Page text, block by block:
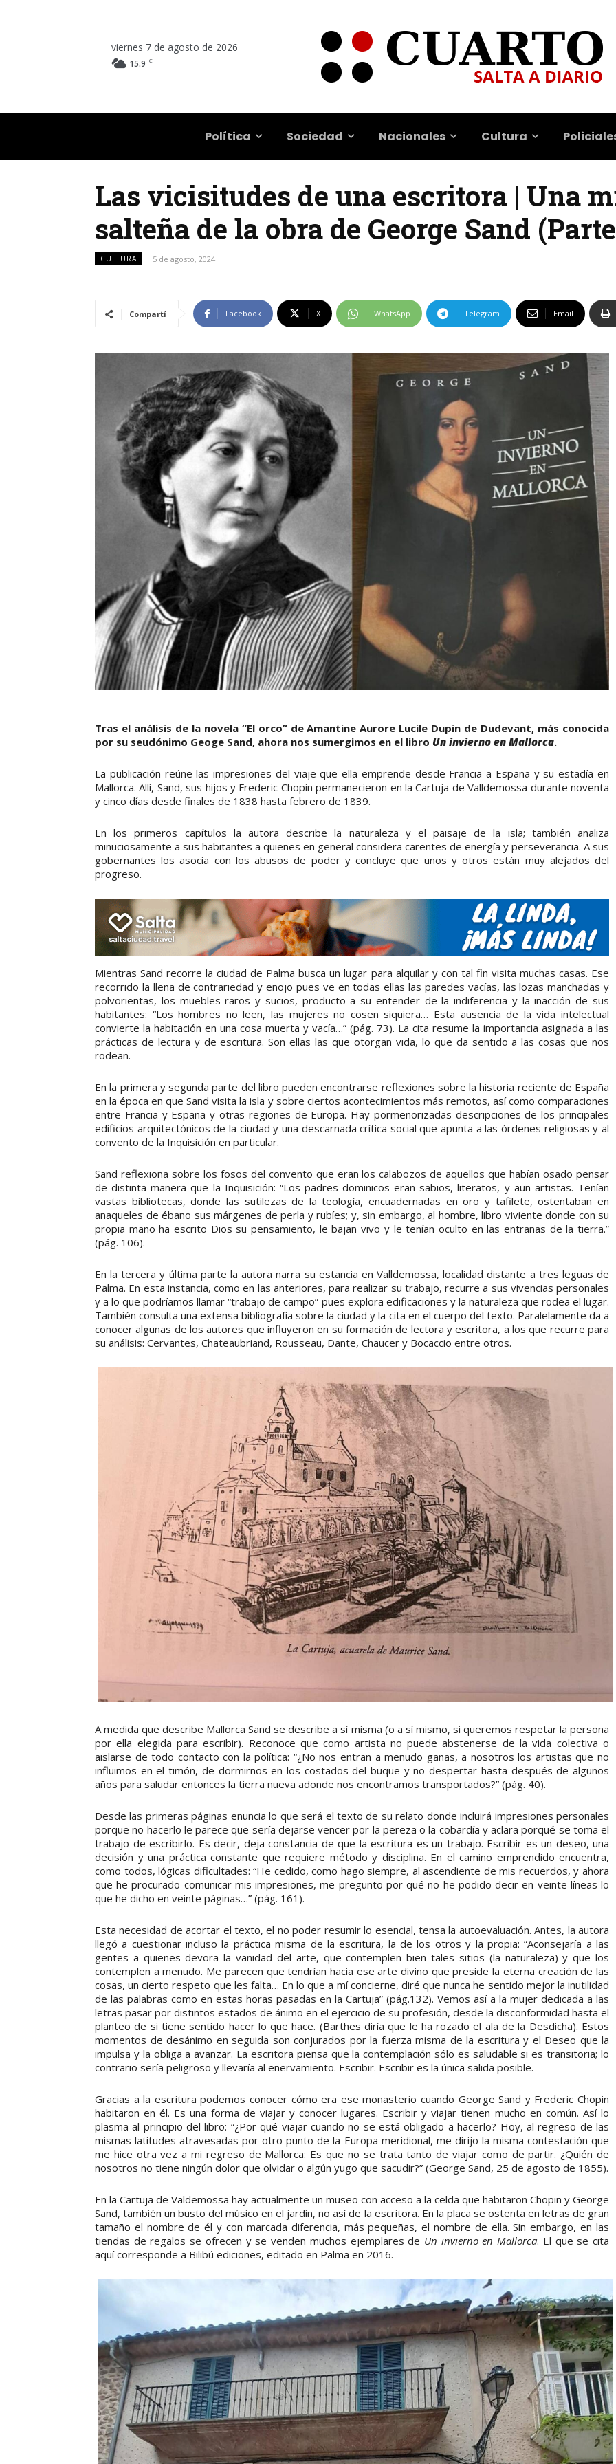
viernes 7 de agosto de 2026
15.9 C
Política Sociedad Nacionales Cultura
Las vicisitudes de una escritora | Una
salteña de la obra de George Sand
CULTURA 5 de agosto, 2024
Compartí Facebook X WhatsApp Telegram Email
Tras el análisis de la novela “El orco” de Amantine Aurore Lucile Dupin de Dudevant, más conocida
por su seudónimo Geoge Sand, ahora nos sumergimos en el libro Un invierno en Mallorca.
La publicación reúne las impresiones del viaje que ella emprende desde Francia a España y su estadía en
Mallorca. Allí, Sand, sus hijos y Frederic Chopin permanecieron en la Cartuja de Valldemossa durante noventa
y cinco días desde finales de 1838 hasta febrero de 1839.
En los primeros capítulos la autora describe la naturaleza y el paisaje de la isla; también analiza
minuciosamente a sus habitantes a quienes en general considera carentes de energía y perseverancia. A sus
gobernantes los asocia con los abusos de poder y concluye que unos y otros están muy alejados del
progreso.
Mientras Sand recorre la ciudad de Palma busca un lugar para alquilar y con tal fin visita muchas casas. Ese
recorrido la llena de contrariedad y enojo pues ve en todas ellas las paredes vacías, las lozas manchadas y
polvorientas, los muebles raros y sucios, producto a su entender de la indiferencia y la inacción de sus
habitantes: “Los hombres no leen, las mujeres no cosen siquiera… Esta ausencia de la vida intelectual
convierte la habitación en una cosa muerta y vacía…” (pág. 73). La cita resume la importancia asignada a las
prácticas de lectura y de escritura. Son ellas las que otorgan vida, lo que da sentido a las cosas que nos
rodean.
En la primera y segunda parte del libro pueden encontrarse reflexiones sobre la historia reciente de España
en la época en que Sand visita la isla y sobre ciertos acontecimientos más remotos, así como comparaciones
entre Francia y España y otras regiones de Europa. Hay pormenorizadas descripciones de los principales
edificios arquitectónicos de la ciudad y una descarnada crítica social que apunta a las órdenes religiosas y al
convento de la Inquisición en particular.
Sand reflexiona sobre los fosos del convento que eran los calabozos de aquellos que habían osado pensar
de distinta manera que la Inquisición: “Los padres dominicos eran sabios, literatos, y aun artistas. Tenían
vastas bibliotecas, donde las sutilezas de la teología, encuadernadas en oro y tafilete, ostentaban en
anaqueles de ébano sus márgenes de perla y rubíes; y, sin embargo, al hombre, libro viviente donde con su
propia mano ha escrito Dios su pensamiento, le bajan vivo y le tenían oculto en las entrañas de la tierra.”
(pág. 106).
En la tercera y última parte la autora narra su estancia en Valldemossa, localidad distante a tres leguas de
Palma. En esta instancia, como en las anteriores, para realizar su trabajo, recurre a sus vivencias personales
y a lo que podríamos llamar “trabajo de campo” pues explora edificaciones y la naturaleza que rodea el lugar.
También consulta una extensa bibliografía sobre la ciudad y la cita en el cuerpo del texto. Paralelamente da a
conocer algunas de los autores que influyeron en su formación de lectora y escritora, a los que recurre para
su análisis: Cervantes, Chateaubriand, Rousseau, Dante, Chaucer y Bocaccio entre otros.
A medida que describe Mallorca Sand se describe a sí misma (o a sí mismo, si queremos respetar la persona
por ella elegida para escribir). Reconoce que como artista no puede abstenerse de la vida colectiva o
aislarse de todo contacto con la política: “¿No nos entran a menudo ganas, a nosotros los artistas que no
influimos en el timón, de dormirnos en los costados del buque y no despertar hasta después de algunos
años para saludar entonces la tierra nueva adonde nos encontramos transportados?” (pág. 40).
Desde las primeras páginas enuncia lo que será el texto de su relato donde incluirá impresiones personales
porque no hacerlo le parece que sería dejarse vencer por la pereza o la cobardía y aclara porqué se toma el
trabajo de escribirlo. Es decir, deja constancia de que la escritura es un trabajo. Escribir es un deseo, una
decisión y una práctica constante que requiere método y disciplina. En el camino emprendido encuentra,
como todos, lógicas dificultades: “He cedido, como hago siempre, al ascendiente de mis recuerdos, y ahora
que he procurado comunicar mis impresiones, me pregunto por qué no he podido decir en veinte líneas lo
que he dicho en veinte páginas…” (pág. 161).
Esta necesidad de acortar el texto, el no poder resumir lo esencial, tensa la autoevaluación. Antes, la autora
llegó a cuestionar incluso la práctica misma de la escritura, la de los otros y la propia: “Aconsejaría a las
gentes a quienes devora la vanidad del arte, que contemplen bien tales sitios (la naturaleza) y que los
contemplen a menudo. Me parecen que tendrían hacia ese arte divino que preside la eterna creación de las
cosas, un cierto respeto que les falta… En lo que a mí concierne, diré que nunca he sentido mejor la inutilidad
de las palabras como en estas horas pasadas en la Cartuja” (pág.132). Vemos así a la mujer dedicada a las
letras pasar por distintos estados de ánimo en el ejercicio de su profesión, desde la disconformidad hasta el
planteo de si tiene sentido hacer lo que hace. (Barthes diría que le ha rozado el ala de la Desdicha). Estos
momentos de desánimo en seguida son conjurados por la fuerza misma de la escritura y el Deseo que la
impulsa y la obliga a avanzar. La escritora piensa que la contemplación sólo es saludable si es transitoria; lo
contrario sería peligroso y llevaría al enervamiento. Escribir. Escribir es la única salida posible.
Gracias a la escritura podemos conocer cómo era ese monasterio cuando George Sand y Frederic Chopin
habitaron en él. Es una forma de viajar y conocer lugares. Escribir y viajar tienen mucho en común. Así lo
plasma al principio del libro: “¿Por qué viajar cuando no se está obligado a hacerlo? Hoy, al regreso de las
mismas latitudes atravesadas por otro punto de la Europa meridional, me dirijo la misma contestación que
me hice otra vez a mi regreso de Mallorca: Es que no se trata tanto de viajar como de partir. ¿Quién de
nosotros no tiene ningún dolor que olvidar o algún yugo que sacudir?” (George Sand, 25 de agosto de 1855).
En la Cartuja de Valdemossa hay actualmente un museo con acceso a la celda que habitaron Chopin y George
Sand, también un busto del músico en el jardín, no así de la escritora. En la placa se ostenta en letras de gran
tamaño el nombre de él y con marcada diferencia, más pequeñas, el nombre de ella. Sin embargo, en las
tiendas de regalos se ofrecen y se venden muchos ejemplares de Un invierno en Mallorca. El que se cita
aquí corresponde a Bilibú ediciones, editado en Palma en 2016.